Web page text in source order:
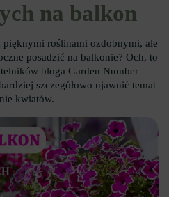
na balkon
pięknymi roślinami ozdobnymi, ale
posadzić na balkonie? Och, to
bloga Garden Number
szczegółowo ujawnić temat
kwiatów.